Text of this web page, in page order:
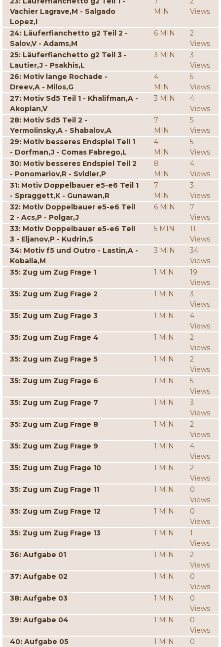
Vachier Lagrave,M - Salgado
Lopez,I
MIN
Views
24: Läuferfianchetto g2 Teil 2 -
Salov,V - Adams,M
6 MIN
2
Views
25: Läuferfianchetto g2 Teil 3 -
Lautier,J - Psakhis,L
3 MIN
3
Views
26: Motiv lange Rochade -
Dreev,A - Milos,G
4
MIN
5
Views
27: Motiv Sd5 Teil 1 - Khalifman,A -
Akopian,V
3 MIN
4
Views
28: Motiv Sd5 Teil 2 -
Yermolinsky,A - Shabalov,A
7
MIN
5
Views
29: Motiv besseres Endspiel Teil 1
- Dorfman,J - Comas Fabrego,L
4
MIN
5
Views
30: Motiv besseres Endspiel Teil 2
- Ponomariov,R - Svidler,P
8
MIN
4
Views
31: Motiv Doppelbauer e5-e6 Teil 1
- Spraggett,K - Gunawan,R
7
MIN
3
Views
32: Motiv Doppelbauer e5-e6 Teil
2 - Acs,P - Polgar,J
6 MIN
7
Views
33: Motiv Doppelbauer e5-e6 Teil
3 - Eljanov,P - Kudrin,S
5 MIN
11
Views
34: Motiv f5 und Outro - Lastin,A -
Kobalia,M
3 MIN
34
Views
35: Zug um Zug Frage 1
1 MIN
19
Views
35: Zug um Zug Frage 2
1 MIN
3
Views
35: Zug um Zug Frage 3
1 MIN
4
Views
35: Zug um Zug Frage 4
1 MIN
2
Views
35: Zug um Zug Frage 5
1 MIN
2
Views
35: Zug um Zug Frage 6
1 MIN
5
Views
35: Zug um Zug Frage 7
1 MIN
3
Views
35: Zug um Zug Frage 8
1 MIN
2
Views
35: Zug um Zug Frage 9
1 MIN
4
Views
35: Zug um Zug Frage 10
1 MIN
2
Views
35: Zug um Zug Frage 11
1 MIN
0
Views
35: Zug um Zug Frage 12
1 MIN
0
Views
35: Zug um Zug Frage 13
1 MIN
1
Views
36: Aufgabe 01
1 MIN
2
Views
37: Aufgabe 02
1 MIN
0
Views
38: Aufgabe 03
1 MIN
0
Views
39: Aufgabe 04
1 MIN
0
Views
40: Aufgabe 05
1 MIN
0